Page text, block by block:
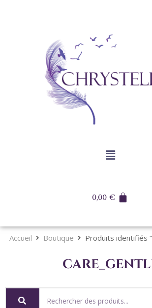
0,00€
Accueil Boutique Produits identifiés